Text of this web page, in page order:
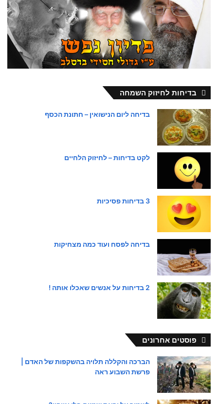
בדיחות לחיזוק השמחה
בדיחה ליום הנישואין – חתונת הכסף
לקט בדיחות – לחיזוק הלחיים
3 בדיחות פסיכיות
בדיחה לפסח ועוד כמה מצחיקות
2 בדיחות על אנשים שאכלו אותה !
פוסטים אחרונים
הברכה והקללה תלויה בהשקפות של האדם |
פרשת השבוע ראה